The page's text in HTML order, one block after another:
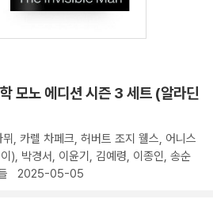
모노 에디션 시즌 3 세트 (알라딘
, 카렐 차페크, 허버트 조지 웰스, 어니스
), 박경서, 이윤기 , 김예령, 이종인, 송순
2025-05-05